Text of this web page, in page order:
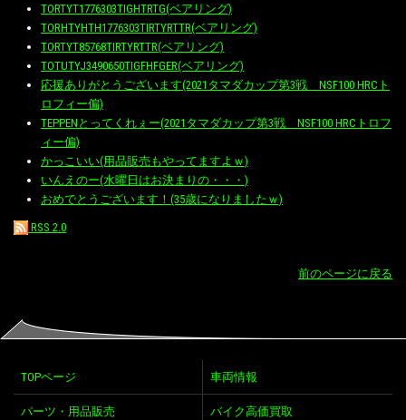
TORTYT1776303TIGHTRTG(ベアリング)
TORHTYHTH1776303TIRTYRTTR(ベアリング)
TORTYT85768TIRTYRTTR(ベアリング)
TOTUTYJ3490650TIGFHFGER(ベアリング)
応援ありがとうございます(2021タマダカップ第3戦 NSF100 HRCト
ロフィー偏)
TEPPENとってくれぇー(2021タマダカップ第3戦 NSF100 HRCトロフ
ィー偏)
かっこいい(用品販売もやってますよｗ)
いんえのー(水曜日はお決まりの・・・)
おめでとうございます！(35歳になりましたｗ)
RSS 2.0
前のページに戻る
TOPページ 車両情報
パーツ・用品販売 バイク高価買取